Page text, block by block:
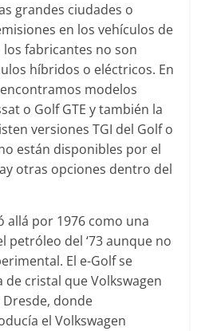
grandes ciudades o
en los vehículos de
fabricantes no son
híbridos o eléctricos. En
modelos
o Golf GTE y también la
versiones TGI del Golf o
están disponibles por el
otras opciones dentro del
allá por 1976 como una
petróleo del ‘73 aunque no
El e-Golf se
cristal que Volkswagen
donde
el Volkswagen